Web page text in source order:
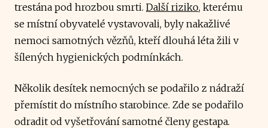
trestána pod hrozbou smrti. Další riziko, kterému
se místní obyvatelé vystavovali, byly nakažlivé
nemoci samotných vězňů, kteří dlouhá léta žili v
šílených hygienických podmínkách.
Několik desítek nemocných se podařilo z nádraží
přemístit do místního starobince. Zde se podařilo
odradit od vyšetřování samotné členy gestapa.